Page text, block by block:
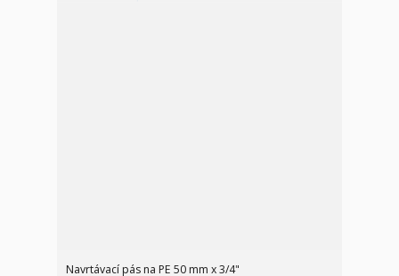
Navrtávací pás na PE 50 mm x 3/4"